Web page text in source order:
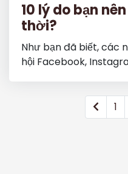
10 lý do bạn
thời?
Như bạn đã biết, các
hội Facebook,
1